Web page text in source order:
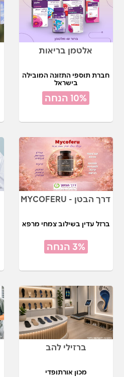
אלטמן בריאות
חברת תוספי התזונה המובילה
בישראל
אונליין
10% הנחה
דרך הבטן - MYCOFERU
ברזל עדין בשילוב צמחי מרפא
3% הנחה
ברזילי להב
מכון אורתופדי